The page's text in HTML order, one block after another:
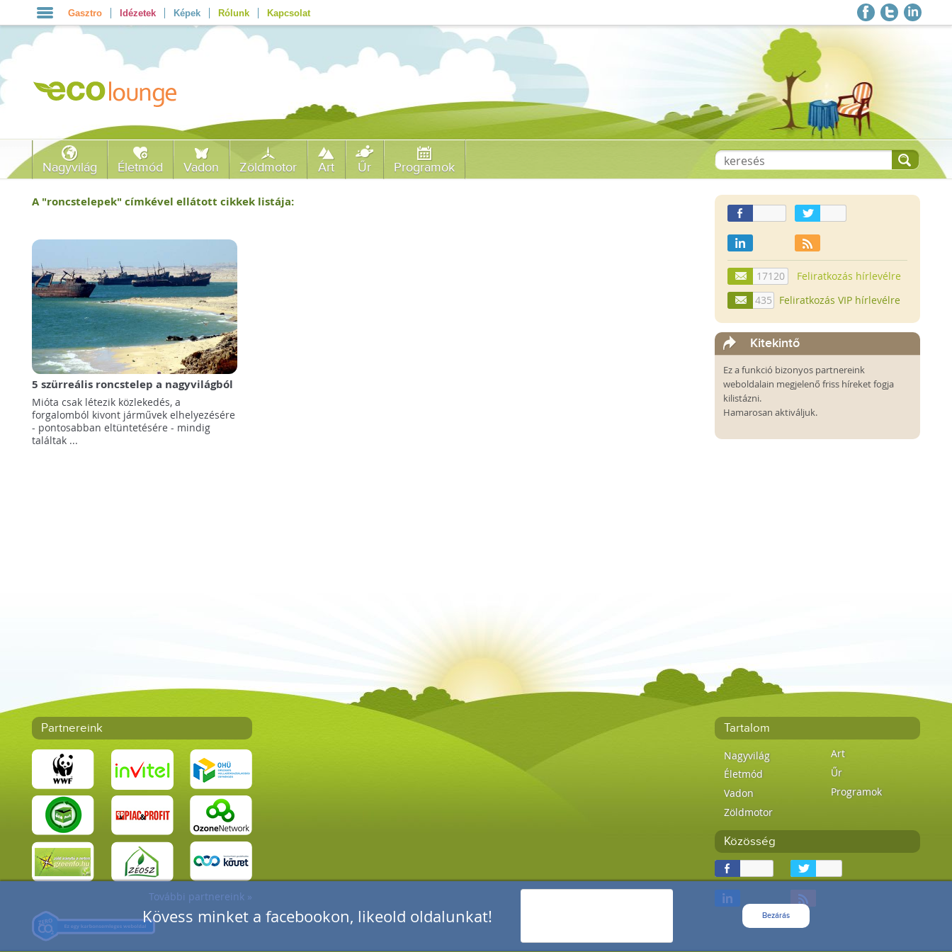
Kövess minket a facebookon, likeold oldalunkat! Bezárás
Gasztro Idézetek Képek Rólunk Kapcsolat
Nagyvilág Életmód Vadon Zöldmotor Art Űr Programok
A "roncstelepek" címkével ellátott cikkek listája:
5 szürreális roncstelep a nagyvilágból
Mióta csak létezik közlekedés, a
forgalomból kivont járművek elhelyezésére
- pontosabban eltüntetésére - mindig
találtak ...
17120
Feliratkozás hírlevélre
435
Feliratkozás VIP hírlevélre
Kitekintő
Ez a funkció bizonyos partnereink
weboldalain megjelenő friss híreket fogja
kilistázni.
Hamarosan aktiváljuk.
Partnereink
További partnereink »
Tartalom
Nagyvilág
Életmód
Vadon
Zöldmotor
Art
Űr
Programok
Közösség